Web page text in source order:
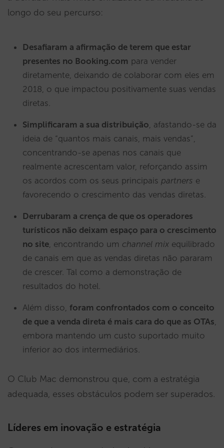
longo do seu percurso:
Desafiaram a afirmação de terem que estar
presentes no Booking.com para vender
diretamente, deixando de colaborar com eles em
2018, o que impactou positivamente suas vendas
diretas.
Simplificaram a sua distribuição , afastando-se da
ideia de “quantos mais canais, mais vendas”,
concentrando-se apenas nos canais que
realmente acrescentam valor, reforçando assim
os acordos com os seus principais partners e
favorecendo o crescimento das vendas diretas.
Derrubaram a crença de que os operadores
turísticos não deixam espaço para o crescimento
no site , encontrando um channel mix equilibrado
de canais em que as vendas diretas não pararam
de crescer. Tal como a demonstração de
resultados do hotel.
Além disso, foram confrontados com o conceito
de que a venda direta é mais cara do que as OTAs
embora mantendo um custo suportado muito
inferior ao dos intermediários.
O Club Mac demonstrou que, com a estratégia
adequada, esses obstáculos podem ser superados.
Líderes em inovação e estratégia